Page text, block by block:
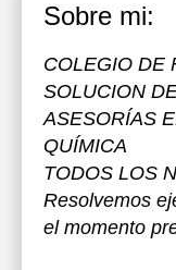
Sobre mi:
COLEGIO DE
SOLUCION
ASESORÍAS
QUÍMICA
TODOS LOS
Resolvemos
el momento